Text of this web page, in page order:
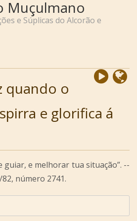
Muçulmano
e Súplicas do Alcorão e
quando o
e glorifica á
guiar, e melhorar tua situação”. --
número 2741.